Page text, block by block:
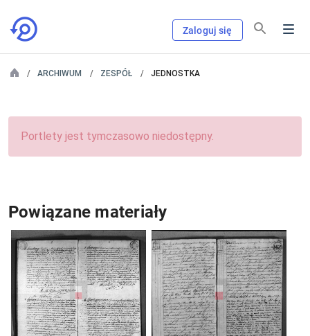
Zaloguj się
ARCHIWUM ZESPÓŁ JEDNOSTKA
Portlety jest tymczasowo niedostępny.
Powiązane materiały